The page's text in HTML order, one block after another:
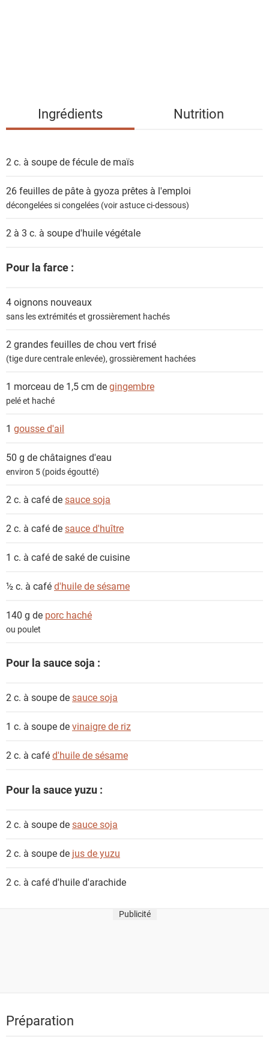
i
n
s
Ingrédients Nutrition
2 c. à soupe defécule de maïs
26feuilles de pâte à gyoza prêtes à l'emploi
décongelées si congelées (voir astuce ci-dessous)
2 à 3 c. à souped'huile végétale
Pour la farce :
4oignons nouveaux
sans les extrémités et grossièrement hachés
2 grandes feuilles dechou vert frisé
(tige dure centrale enlevée), grossièrement hachées
1 morceau de 1,5 cm degingembre
pelé et haché
1 gousse d'ail
50 g dechâtaignes d'eau
environ 5 (poids égoutté)
2 c. à café desauce soja
2 c. à café desauce d'huître
1 c. à café desaké de cuisine
½ c. à caféd'huile de sésame
140 g de porc haché
ou poulet
Pour la sauce soja :
2 c. à soupe desauce soja
1 c. à soupe devinaigre de riz
2 c. à caféd'huile de sésame
Pour la sauce yuzu :
2 c. à soupe desauce soja
2 c. à soupe de jus de yuzu
2 c. à caféd'huile d'arachide
Publicité
Préparation